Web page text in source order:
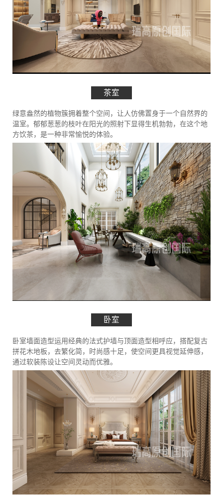
茶室
绿意盎然的植物簇拥着整个空间，让人仿佛置身于一个自然界的
温室。郁郁葱葱的枝叶在阳光的照射下显得生机勃勃，在这个地
方饮茶，是一种非常愉悦的体验。
卧室
卧室墙面造型运用经典的法式护墙与顶面造型相呼应，搭配复古
拼花木地板，去繁化简，时尚感十足，使空间更具视觉延伸感，
通过软装陈设让空间灵动而优雅。